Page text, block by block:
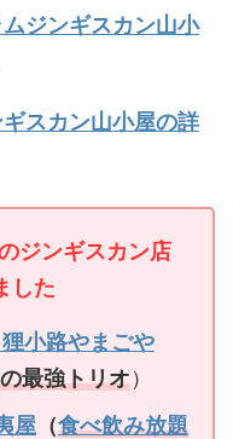
ジンギスカン山小
スカン山小屋の詳
ジンギスカン店
した
小路やまごや
最強トリオ）
屋 （食べ飲み放題